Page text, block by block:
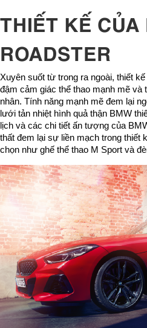
THIẾT KẾ CỦA
ROADSTER
Xuyên suốt từ trong ra ngoài, thiết
đậm cảm giác thể thao mạnh mẽ và
nhân. Tính năng mạnh mẽ đem lại
lưới tản nhiệt hình quả thận BMW
lịch và các chi tiết ấn tượng của
thất đem lại sự liền mạch trong thiết
chọn như ghế thể thao M Sport và